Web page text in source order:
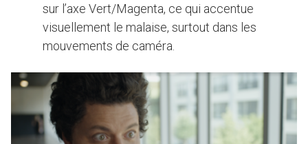
sur l’axe Vert/Magenta, ce qui accentue
visuellement le malaise, surtout dans les
mouvements de caméra.